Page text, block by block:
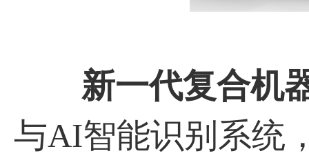
新一代复合机
与AI智能识别系统